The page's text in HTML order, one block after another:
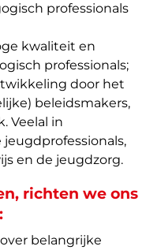
professionals
kwaliteit en
professionals;
door het
beleidsmakers,
Veelal in
en de jeugdzorg.
richten we ons
belangrijke